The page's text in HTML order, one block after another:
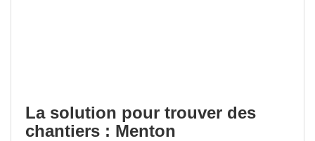
La solution pour trouver des
chantiers : Menton